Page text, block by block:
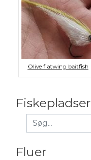
Olive flatwing baitfish
Fiskepladser
Fluer